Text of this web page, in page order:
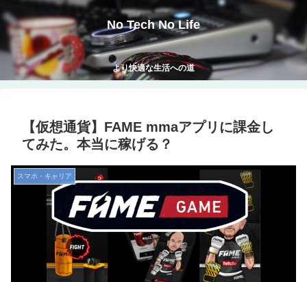
No Tech No Life
より快適な生活への道
【仮想通貨】FAME mmaアプリに課金し
てみた。本当に稼げる？
スマホ・キャリア